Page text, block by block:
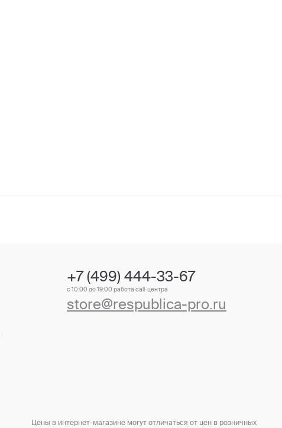
+7 (499) 444-33-67
с 10:00 до 19:00 работа call-центра
store@respublica-pro.ru
Цены в интернет-магазине могут отличаться от цен в розничных